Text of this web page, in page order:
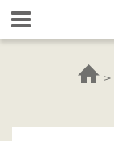
Aller
au
contenu
Gestion de vos